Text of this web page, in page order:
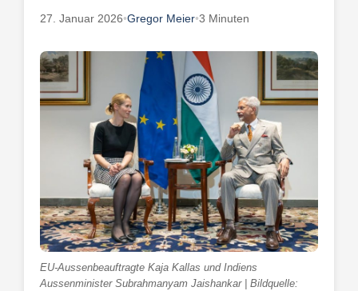
27. Januar 2026•Gregor Meier•3 Minuten
EU-Aussenbeauftragte Kaja Kallas und Indiens
Aussenminister Subrahmanyam Jaishankar | Bildquelle: